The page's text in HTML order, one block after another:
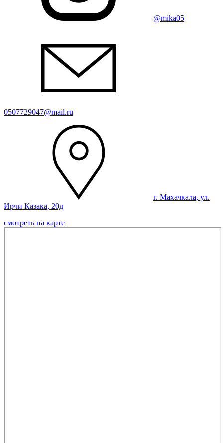
@mika05
0507729047@mail.ru
г. Махачкала, ул.
Ирчи Казака, 20д
смотреть на карте